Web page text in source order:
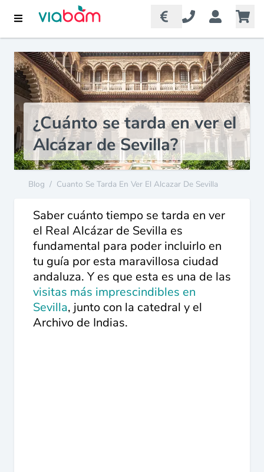
¿Cuánto se tarda en ver el
Alcázar de Sevilla?
Blog / Cuanto Se Tarda En Ver El Alcazar De Sevilla
Saber cuánto tiempo se tarda en ver
el Real Alcázar de Sevilla es
fundamental para poder incluirlo en
tu guía por esta maravillosa ciudad
andaluza. Y es que esta es una de las
visitas más imprescindibles en
Sevilla, junto con la catedral y el
Archivo de Indias.